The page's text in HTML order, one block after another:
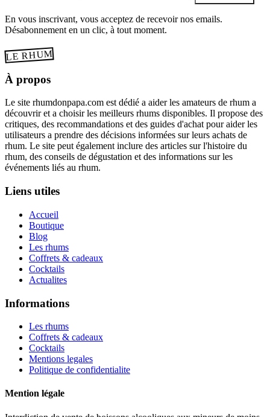
En vous inscrivant, vous acceptez de recevoir nos emails.
Désabonnement en un clic, à tout moment.
LE RHUM
À propos
Le site rhumdonpapa.com est dédié a aider les amateurs de rhum a
découvrir et a choisir les meilleurs rhums disponibles. Il propose des
critiques, des recommandations et des guides d'achat pour aider les
utilisateurs a prendre des décisions informées sur leurs achats de
rhum. Le site peut également inclure des articles sur l'histoire du
rhum, des conseils de dégustation et des informations sur les
événements liés au rhum.
Liens utiles
Accueil
Boutique
Blog
Les rhums
Coffrets & cadeaux
Cocktails
Actualites
Informations
Les rhums
Coffrets & cadeaux
Cocktails
Mentions legales
Politique de confidentialite
Mention légale